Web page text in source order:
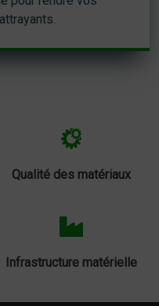
Qualité des matériaux
Infrastructure matérielle